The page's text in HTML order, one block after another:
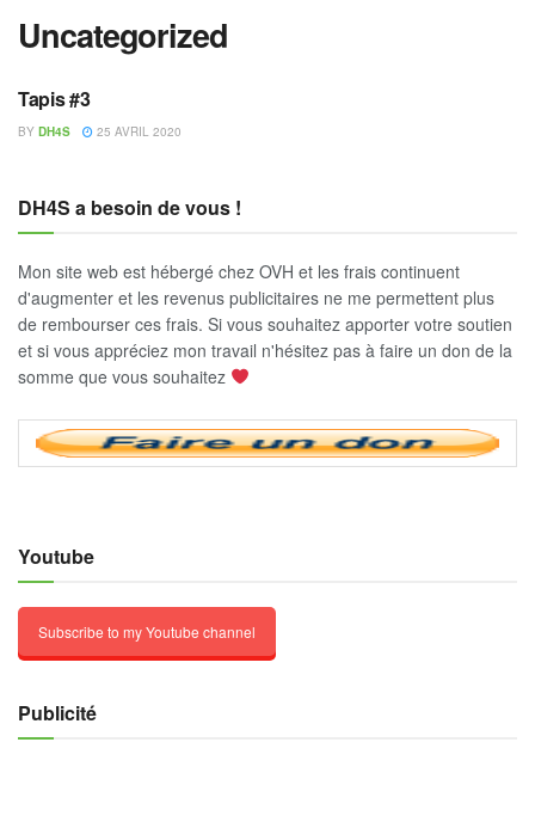
Uncategorized
UNCATEGORIZED
Tapis #3
BY DH4S 25 AVRIL 2020
DH4S a besoin de vous !
Mon site web est hébergé chez OVH et les frais continuent
d'augmenter et les revenus publicitaires ne me permettent plus
de rembourser ces frais. Si vous souhaitez apporter votre soutien
et si vous appréciez mon travail n'hésitez pas à faire un don de la
somme que vous souhaitez
Youtube
Subscribe to my Youtube channel
Publicité